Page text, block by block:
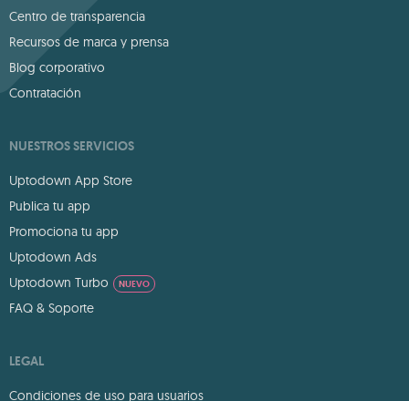
Centro de transparencia
Recursos de marca y prensa
Blog corporativo
Contratación
NUESTROS SERVICIOS
Uptodown App Store
Publica tu app
Promociona tu app
Uptodown Ads
Uptodown Turbo
NUEVO
FAQ & Soporte
LEGAL
Condiciones de uso para usuarios